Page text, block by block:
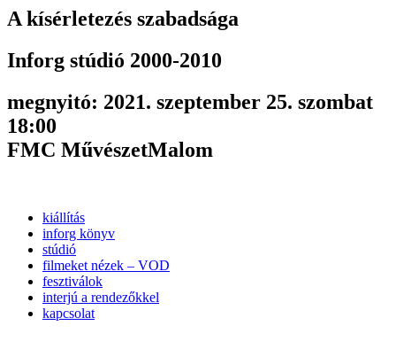
A kísérletezés szabadsága
Inforg stúdió 2000-2010
megnyitó: 2021. szeptember 25. szombat
18:00
FMC MűvészetMalom
kiállítás
inforg könyv
stúdió
filmeket nézek – VOD
fesztiválok
interjú a rendezőkkel
kapcsolat